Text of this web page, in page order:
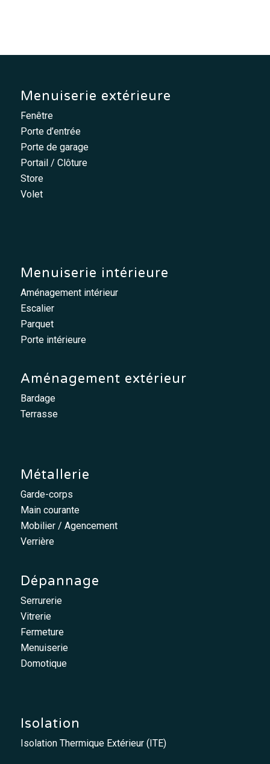
Menuiserie extérieure
Fenêtre
Porte d’entrée
Porte de garage
Portail / Clôture
Store
Volet
Menuiserie intérieure
Aménagement intérieur
Escalier
Parquet
Porte intérieure
Aménagement extérieur
Bardage
Terrasse
Métallerie
Garde-corps
Main courante
Mobilier / Agencement
Verrière
Dépannage
Serrurerie
Vitrerie
Fermeture
Menuiserie
Domotique
Isolation
Isolation Thermique Extérieur (ITE)